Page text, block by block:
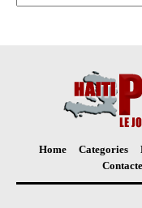
Home Categories